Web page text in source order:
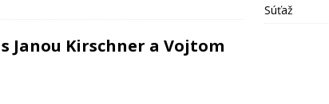
Janou Kirschner a Vojtom
Súťaž